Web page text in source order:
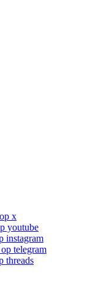
x
youtube
instagram
telegram
threads